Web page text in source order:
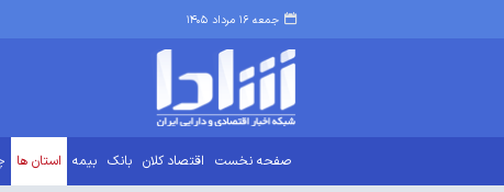
جمعه ۱۶ مرداد ۱۴۰۵
صفحه نخست اقتصاد کلان بانک بیمه استان ها